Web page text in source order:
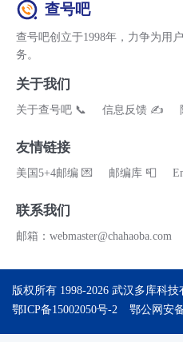
查号吧
查号吧创立于1998年，力争为用
务。
关于我们
关于查号吧 📞 信息反馈 ✍
友情链接
美国5+4邮编 💌 邮编库 📮
联系我们
邮箱：webmaster@chahaoba.com
版权所有 1998-2026 武汉多库科技
鄂ICP备15002050号-2
鄂公网安